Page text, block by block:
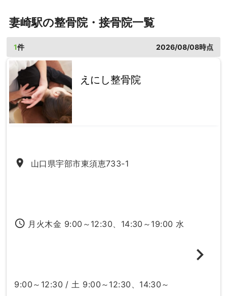
妻崎駅の整骨院・接骨院一覧
1件 2026/08/08時点
えにし整骨院
place 山口県宇部市東須恵733-1
access_time 月火木金 9:00～12:30、14:30～19:00 水
9:00～12:30 / 土 9:00～12:30、14:30～